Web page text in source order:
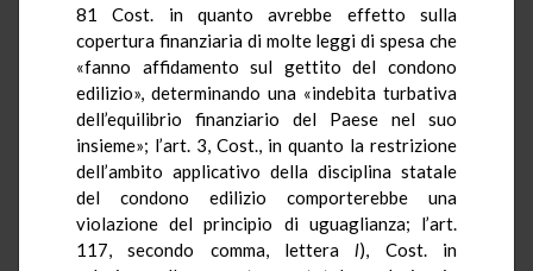
81 Cost. in quanto avrebbe effetto sulla
copertura finanziaria di molte leggi di spesa che
«fanno affidamento sul gettito del condono
edilizio», determinando una «indebita turbativa
dell’equilibrio finanziario del Paese nel suo
insieme»; l’art. 3, Cost., in quanto la restrizione
dell’ambito applicativo della disciplina statale
del condono edilizio comporterebbe una
violazione del principio di uguaglianza; l’art.
117, secondo comma, letteral), Cost. in